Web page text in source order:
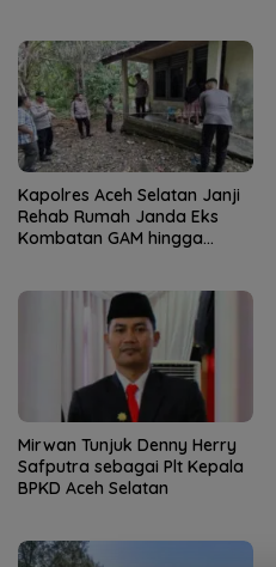
Kapolres Aceh Selatan Janji
Rehab Rumah Janda Eks
Kombatan GAM hingga
Mirwan Tunjuk Denny Herry
Safputra sebagai Plt Kepala
BPKD Aceh Selatan